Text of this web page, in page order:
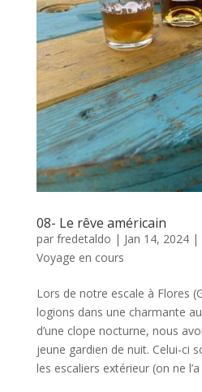
08- Le rêve américain
par fredetaldo | Jan 14, 2024|
Voyage en cours
Lors de notre escale à Flores
logions dans une charmante
d’une clope nocturne, nous
jeune gardien de nuit. Celui-ci
les escaliers extérieur (on ne l’a